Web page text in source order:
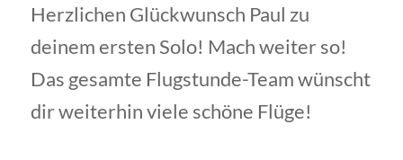
Herzlichen Glückwunsch Paul zu
deinem ersten Solo! Mach weiter so!
Das gesamte Flugstunde-Team wünscht
dir weiterhin viele schöne Flüge!